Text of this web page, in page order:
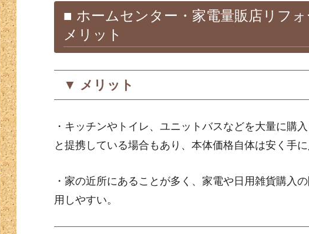
■ ホームセンター・家電量販店リフ
メリット
▼ メリット
・キッチンやトイレ、ユニットバスなどを大量に購
と提携している場合もあり、本体価格自体は安く手
・家の近所にあることが多く、家電や日用雑貨購入
用しやすい。